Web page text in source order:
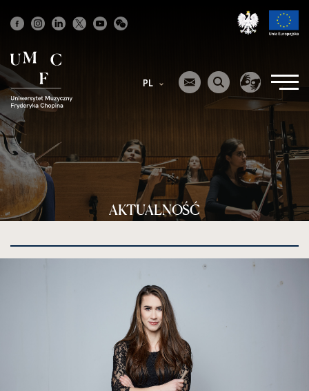
Strona
PL
AKTUALNOŚĆ
powiększenie
zdjęcia
do
rozmiarów
oryginalnych